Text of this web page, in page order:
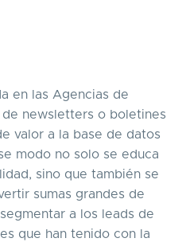
en las Agencias de
newsletters o boletines
valor a la base de datos
modo no solo se educa
sino que también se
sumas grandes de
a los leads de
que han tenido con la